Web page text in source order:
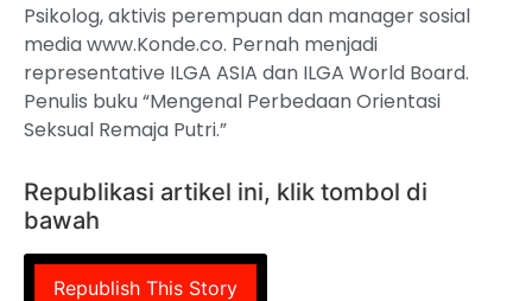
Psikolog, aktivis perempuan dan manager sosial
media www.Konde.co. Pernah menjadi
representative ILGA ASIA dan ILGA World Board.
Penulis buku “Mengenal Perbedaan Orientasi
Seksual Remaja Putri.”
Republikasi artikel ini, klik tombol di
bawah
Republish This Story